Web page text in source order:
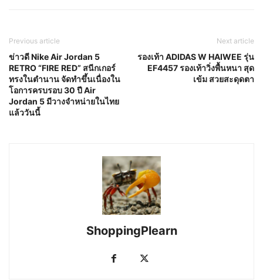
Previous article
ข่าวดี Nike Air Jordan 5
RETRO “FIRE RED” สนีกเกอร์
ทรงในตำนาน จัดทำขึ้นเนื่องใน
โอการครบรอบ 30 ปี Air
Jordan 5 มีวางจำหน่ายในไทย
แล้ววันนี้
Next article
รองเท้า ADIDAS W HAIWEE รุ่น
EF4457 รองเท้าวิ่งพื้นหนา สุด
เข้ม สวยสะดุดตา
ShoppingPlearn